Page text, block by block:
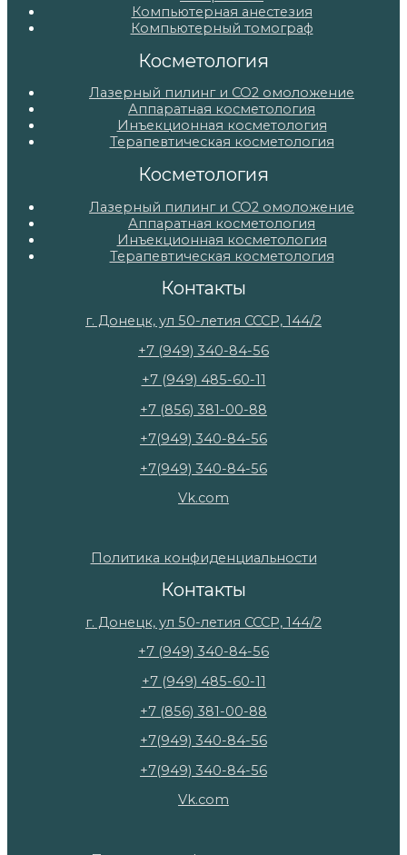
Компьютерная анестезия
Компьютерный томограф
Косметология
Лазерный пилинг и СО2 омоложение
Аппаратная косметология
Инъекционная косметология
Терапевтическая косметология
Косметология
Лазерный пилинг и СО2 омоложение
Аппаратная косметология
Инъекционная косметология
Терапевтическая косметология
Контакты
г. Донецк, ул 50-летия СССР, 144/2
+7 (949) 340-84-56
+7 (949) 485-60-11
+7 (856) 381-00-88
+7(949) 340-84-56
+7(949) 340-84-56
Vk.com
Политика конфиденциальности
Контакты
г. Донецк, ул 50-летия СССР, 144/2
+7 (949) 340-84-56
+7 (949) 485-60-11
+7 (856) 381-00-88
+7(949) 340-84-56
+7(949) 340-84-56
Vk.com